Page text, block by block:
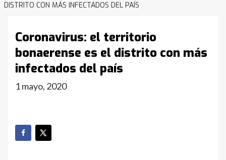
DISTRITO CON MÁS INFECTADOS DEL PAÍS
Coronavirus: el territorio
bonaerense es el distrito con más
infectados del país
1 mayo, 2020